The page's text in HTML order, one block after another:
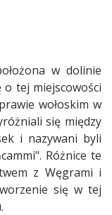
w dolinie
o tej miejscowości
wołoskim w
się między
i nazywani byli
Różnice te
z Węgrami i
się w tej